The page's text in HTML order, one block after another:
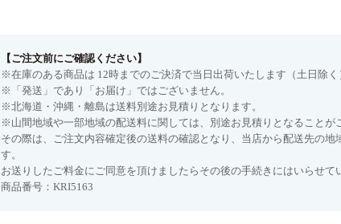
【ご注文前にご確認ください】
※在庫のある商品は 12時までのご決済で当日出荷いたします（土日除く
※「発送」であり「お届け」ではございません。
※北海道・沖縄・離島は送料別途お見積りとなります。
※山間地域や一部地域の配送料に関しては、別途お見積りとなることが
その際は、ご注文内容確定後の送料の確認となり、当店から配送先の
す。
お送りしたご料金にご同意を頂けましたらその後の手続きにはいらせて
商品番号：KRI5163